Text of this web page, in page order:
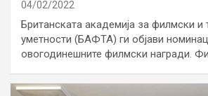
04/02/2022
Британската академија за филмски и
уметности (БАФТА) ги објави
овогодинешните филмски награди.